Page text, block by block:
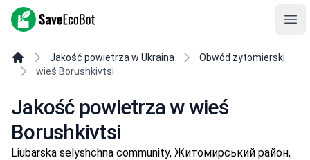
SaveEcoBot
Jakość powietrza w Ukraina
Obwód żytomierski
wieś Borushkivtsi
Jakość powietrza w wieś
Borushkivtsi
Liubarska selyshchna community, Житомирський район,